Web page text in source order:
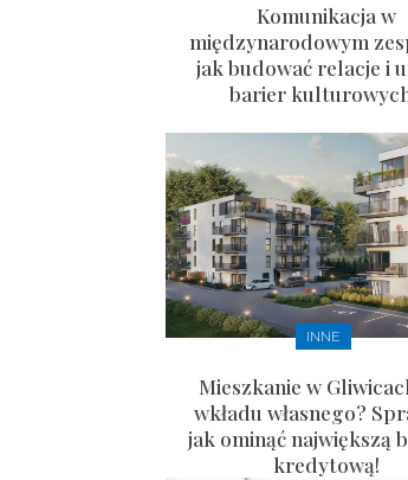
Komunikacja w
międzynarodowym
jak budować relacje i
barier
INNE
Mieszkanie w
wkładu własnego?
jak ominąć największą
kredytową!